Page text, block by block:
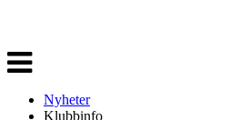
Veksle
navigasjon
Nyheter
Klubbinfo